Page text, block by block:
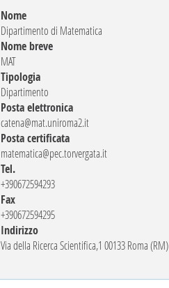
Nome
Dipartimento di Matematica
Nome breve
MAT
Tipologia
Dipartimento
Posta elettronica
catena@mat.uniroma2.it
Posta certificata
matematica@pec.torvergata.it
Tel.
+390672594293
Fax
+390672594295
Indirizzo
Via della Ricerca Scientifica,1 00133 Roma (RM)